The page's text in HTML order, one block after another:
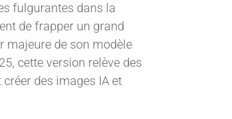
fulgurantes dans la
de frapper un grand
majeure de son modèle
cette version relève des
des images IA et